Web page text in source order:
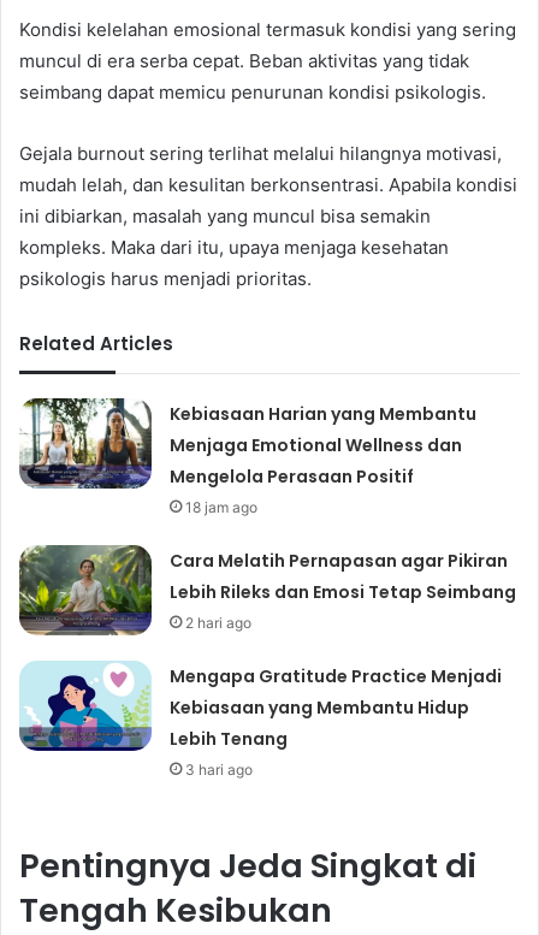
Kondisi kelelahan emosional termasuk kondisi yang sering
muncul di era serba cepat. Beban aktivitas yang tidak
seimbang dapat memicu penurunan kondisi psikologis.
Gejala burnout sering terlihat melalui hilangnya motivasi,
mudah lelah, dan kesulitan berkonsentrasi. Apabila kondisi
ini dibiarkan, masalah yang muncul bisa semakin
kompleks. Maka dari itu, upaya menjaga kesehatan
psikologis harus menjadi prioritas.
Related Articles
Kebiasaan Harian yang Membantu
Menjaga Emotional Wellness dan
Mengelola Perasaan Positif
18 jam ago
Cara Melatih Pernapasan agar Pikiran
Lebih Rileks dan Emosi Tetap Seimbang
2 hari ago
Mengapa Gratitude Practice Menjadi
Kebiasaan yang Membantu Hidup
Lebih Tenang
3 hari ago
Pentingnya Jeda Singkat di
Tengah Kesibukan